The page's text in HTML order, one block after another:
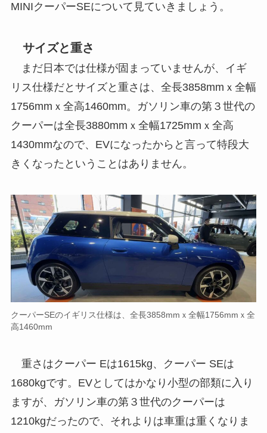
MINIクーパーSEについて見ていきましょう。
サイズと重さ
まだ日本では仕様が固まっていませんが、イギ
リス仕様だとサイズと重さは、全長3858mmｘ全幅
1756mmｘ全高1460mm。ガソリン車の第３世代の
クーパーは全長3880mmｘ全幅1725mmｘ全高
1430mmなので、EVになったからと言って特段大
きくなったということはありません。
クーパーSEのイギリス仕様は、全長3858mmｘ全幅1756mmｘ全
高1460mm
重さはクーパー Eは1615kg、クーパー SEは
1680kgです。EVとしてはかなり小型の部類に入り
ますが、ガソリン車の第３世代のクーパーは
1210kgだったので、それよりは車重は重くなりま